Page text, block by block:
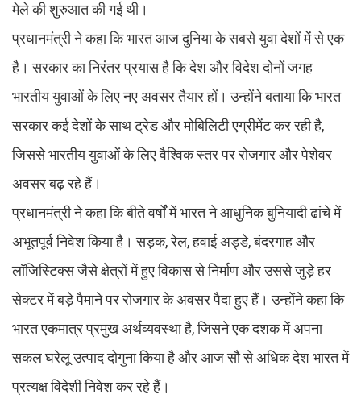
मेले की शुरुआत की गई थी।
प्रधानमंत्री ने कहा कि भारत आज दुनिया के सबसे युवा देशों में से एक
है। सरकार का निरंतर प्रयास है कि देश और विदेश दोनों जगह
भारतीय युवाओं के लिए नए अवसर तैयार हों। उन्होंने बताया कि भारत
सरकार कई देशों के साथ ट्रेड और मोबिलिटी एग्रीमेंट कर रही है,
जिससे भारतीय युवाओं के लिए वैश्विक स्तर पर रोजगार और पेशेवर
अवसर बढ़ रहे हैं।
प्रधानमंत्री ने कहा कि बीते वर्षों में भारत ने आधुनिक बुनियादी ढांचे में
अभूतपूर्व निवेश किया है। सड़क, रेल, हवाई अड्डे, बंदरगाह और
लॉजिस्टिक्स जैसे क्षेत्रों में हुए विकास से निर्माण और उससे जुड़े हर
सेक्टर में बड़े पैमाने पर रोजगार के अवसर पैदा हुए हैं। उन्होंने कहा कि
भारत एकमात्र प्रमुख अर्थव्यवस्था है, जिसने एक दशक में अपना
सकल घरेलू उत्पाद दोगुना किया है और आज सौ से अधिक देश भारत में
प्रत्यक्ष विदेशी निवेश कर रहे हैं।